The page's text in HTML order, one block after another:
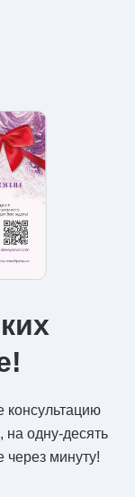
консультацию
на одну-десять
через минуту!